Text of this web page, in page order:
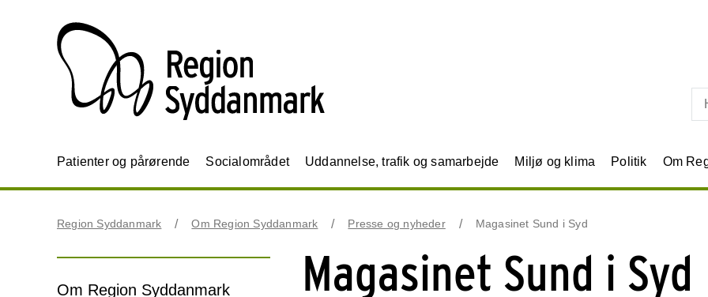
Patienter og pårørende Socialområdet Uddannelse, trafik og samarbejde Miljø og klima Politik Om
Region Syddanmark Om Region Syddanmark Presse og nyheder Magasinet Sund i Syd
Om Region Syddanmark Magasinet Sund i Syd